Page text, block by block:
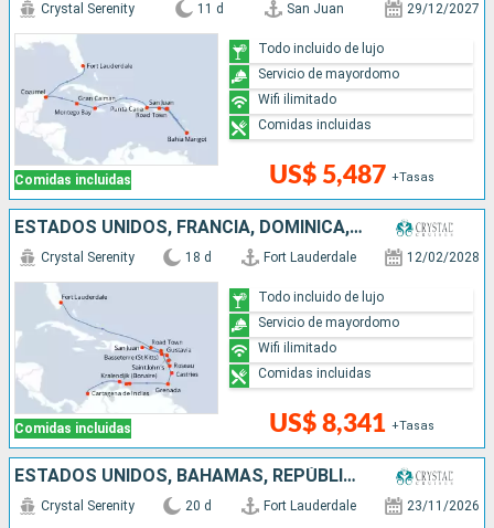
Comidas incluidas
Crystal Serenity 11 d San Juan 29/12/2027
US$ 5,487 +Tasas
Todo incluido de lujo
Servicio de mayordomo
Wifi ilimitado
Comidas incluidas
ESTADOS UNIDOS, FRANCIA, DOMINICA, PUERTO RICO, ANTIGUA Y BARBUDA, SANTA LUCIA, GRENADA, ARUBA, COLOMBIA
Comidas incluidas
Crystal Serenity 18 d Fort Lauderdale 12/02/2028
US$ 8,341 +Tasas
Todo incluido de lujo
Servicio de mayordomo
Wifi ilimitado
Comidas incluidas
ESTADOS UNIDOS, BAHAMAS, REPÚBLICA DOMINICANA, PUERTO RICO, ARUBA, COLOMBIA, PANAMÁ, COSTA RICA
Crystal Serenity 20 d Fort Lauderdale 23/11/2026